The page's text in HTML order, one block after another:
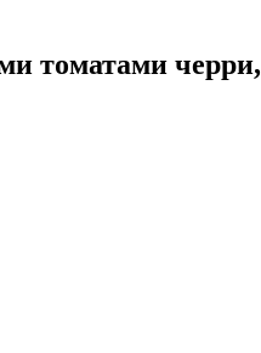
томатами